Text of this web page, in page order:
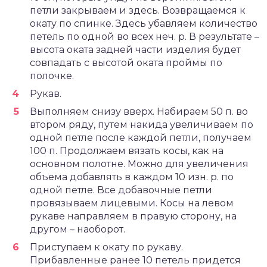
петли закрываем и здесь. Возвращаемся к
окату по спинке. Здесь убавляем количество
петель по одной во всех неч. р. В результате –
высота оката задней части изделия будет
совпадать с высотой оката проймы по
полочке.
Рукав.
Выполняем снизу вверх. Набираем 50 п. во
втором ряду, путем накида увеличиваем по
одной петле после каждой петли, получаем
100 п. Продолжаем вязать косы, как на
основном полотне. Можно для увеличения
объема добавлять в каждом 10 изн. р. по
одной петле. Все добавочные петли
провязываем лицевыми. Косы на левом
рукаве направляем в правую сторону, на
другом – наоборот.
Приступаем к окату по рукаву.
Прибавленные ранее 10 петель придется